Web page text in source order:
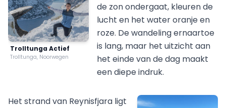
Trolltunga Actief
Trolltunga, Noorwegen
de zon ondergaat, kleuren de
lucht en het water oranje en
roze. De wandeling ernaartoe
is lang, maar het uitzicht aan
het einde van de dag maakt
een diepe indruk.
Het strand van Reynisfjara ligt